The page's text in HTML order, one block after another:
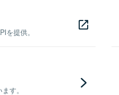
を提供。
す。